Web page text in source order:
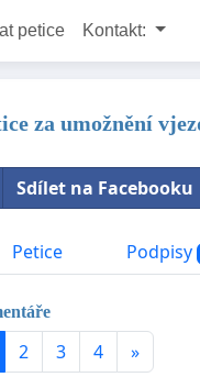
petice Kontakt:
za umožnění
Sdílet na Facebooku
Petice Podpisy
2 3 4 »